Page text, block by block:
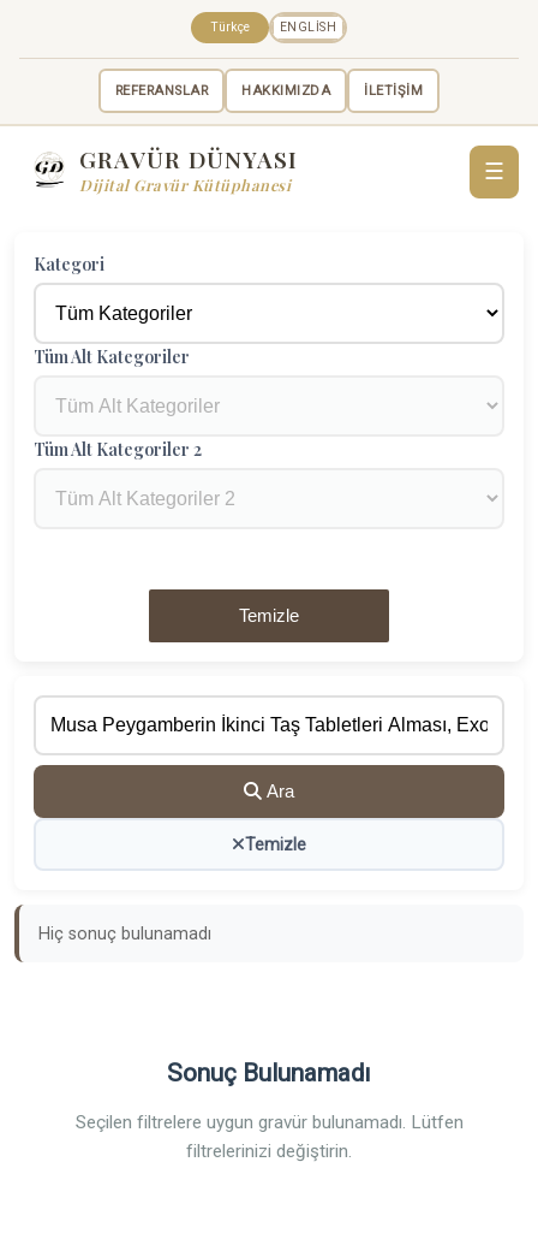
REFERANSLAR HAKKIMIZDA İLETİŞİM
Türkçe ENGLISH
GRAVÜR DÜNYASI
Dijital Gravür Kütüphanesi
☰
Kategori
Tüm Alt Kategoriler
Tüm Alt Kategoriler 2
Temizle
Ara
Temizle
Hiç sonuç bulunamadı
Sonuç Bulunamadı
Seçilen filtrelere uygun gravür bulunamadı. Lütfen
filtrelerinizi değiştirin.